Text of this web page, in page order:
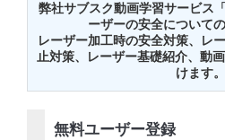
弊社サブスク動画学習サービス
ーザーの安全について
レーザー加工時の安全対策、レ
止対策、レーザー基礎紹介、動
けます。
無料ユーザー登録